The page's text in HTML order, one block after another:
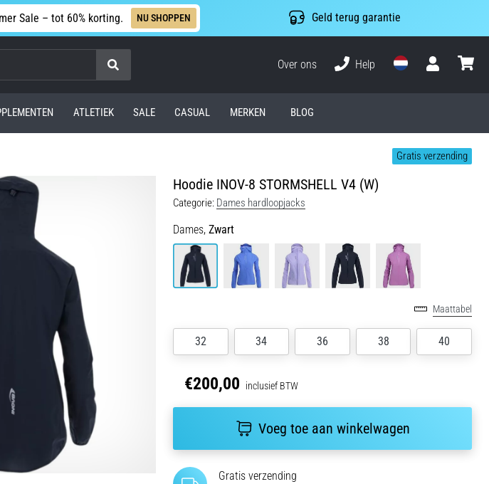
Sale – tot 60% korting. NU SHOPPEN Geld terug garantie
Zoeken
Over ons
Help
ATLETIEK SALE CASUAL MERKEN BLOG
Gratis verzending
Hoodie INOV-8 STORMSHELL V4 (W)
Categorie: Dames hardloopjacks
Dames, Zwart
Maattabel
32 34 36 38 40
€200,00 inclusief BTW
Voeg toe aan winkelwagen
Gratis verzending